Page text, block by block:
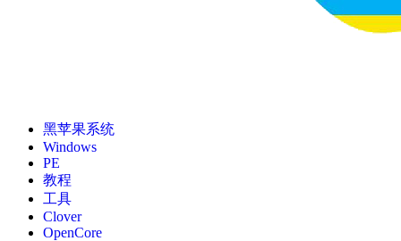
黑苹果系统
Windows
PE
教程
工具
Clover
OpenCore